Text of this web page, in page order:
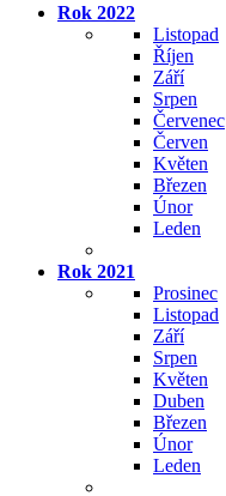
Rok 2022
Listopad
Říjen
Září
Srpen
Červenec
Červen
Květen
Březen
Únor
Leden
Rok 2021
Prosinec
Listopad
Září
Srpen
Květen
Duben
Březen
Únor
Leden